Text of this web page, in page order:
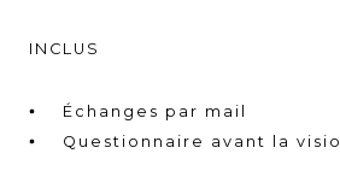
INCLUS
Échanges par mail
Questionnaire avant la visio